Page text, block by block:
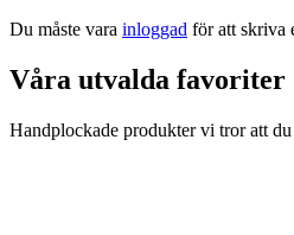
Du måste vara inloggad för att skriva
Våra utvalda favoriter
Handplockade produkter vi tror att